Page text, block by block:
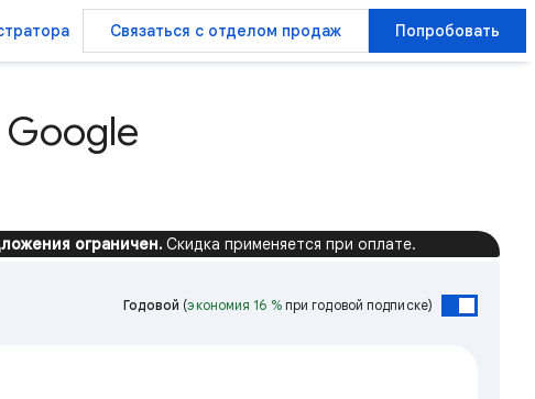
Связаться с отделом продаж Попробовать
ограничен. Скидка применяется при оплате.
Годовой (экономия 16 %при годовой подписке)